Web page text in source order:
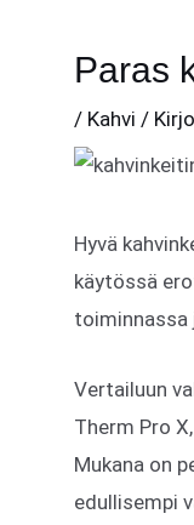
Paras
/ Kahvi /
Hyvä
käytössä
toiminnassa
Vertailuun
Therm Pro
Mukana on
edullisempi